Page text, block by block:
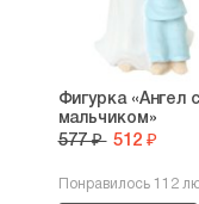
Фигурка «Ангел с
мальчиком»
577 ₽ 512 ₽
Понравилось 112